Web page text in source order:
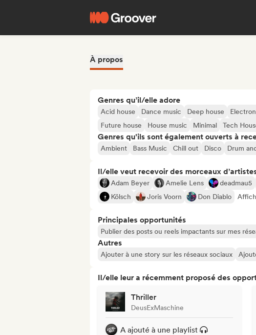
À propos
Genres qu’il/elle adore
Acid house Dance music Deep house
Future house
House music Minimal Tech
Genres qu'ils sont également ouverts à
Ambient Bass Music Chill out Disco Drum
Il/elle veut recevoir des morceaux
Adam Beyer Amelie Lens deadmau5
Kölsch
Joris Voorn Don Diablo
Principales opportunités
Publier des posts ou reels impactants sur mes
Autres
Ajouter à une story sur les réseaux sociaux
Il/elle leur a récemment proposé des
Thriller
DeusExMaschine
A ajouté à une playlist